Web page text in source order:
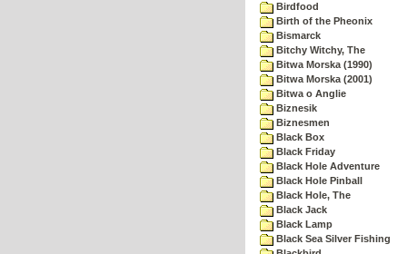
Birdfood
Birth of the Pheonix
Bismarck
Bitchy Witchy, The
Bitwa Morska (1990)
Bitwa Morska (2001)
Bitwa o Anglie
Biznesik
Biznesmen
Black Box
Black Friday
Black Hole Adventure
Black Hole Pinball
Black Hole, The
Black Jack
Black Lamp
Black Sea Silver Fishing